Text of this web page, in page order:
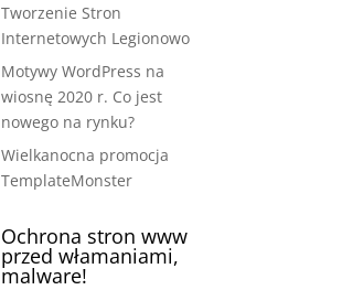
Tworzenie Stron
Internetowych Legionowo
Motywy WordPress na
wiosnę 2020 r. Co jest
nowego na rynku?
Wielkanocna promocja
TemplateMonster
Ochrona stron www
przed włamaniami,
malware!